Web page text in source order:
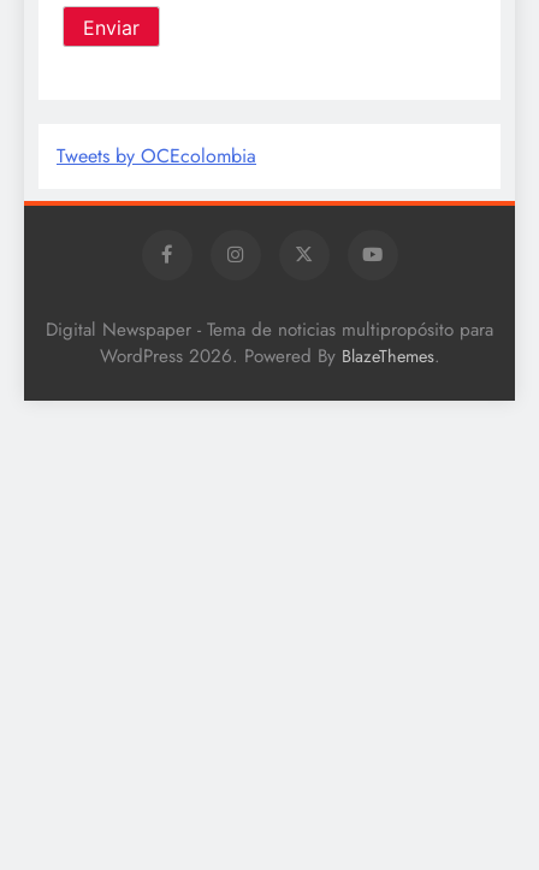
Tweets by OCEcolombia
Digital Newspaper - Tema de noticias multipropósito para
WordPress 2026. Powered By BlazeThemes.